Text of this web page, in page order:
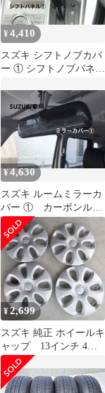
¥4,410
スズキ シフトノブカバ
ー ① シフトノブパネ
初代ハスラー
¥4,630
スズキ ルームミラーカ
バー ① カーボンルッ
ク 新型ジムニー 初
代 ハスラー
¥2,699
スズキ 純正 ホイールキ
ャップ 13インチ 4枚
セット アルト